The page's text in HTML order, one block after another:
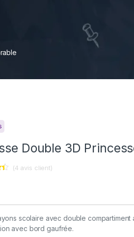
Double 3D
(4 avis client)
scolaire avec double
avec bord gaufrée.